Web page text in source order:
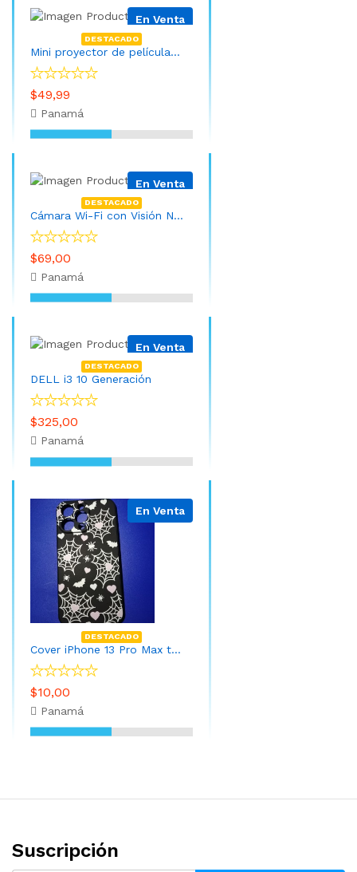
En Venta
DESTACADO
Mini proyector de películas portátil con control remoto
$49,99
Panamá
En Venta
DESTACADO
Cámara Wi-Fi con Visión Nocturna (Instalación INCLUIDA y APP)
$69,00
Panamá
En Venta
DESTACADO
DELL i3 10 Generación
$325,00
Panamá
En Venta
DESTACADO
Cover iPhone 13 Pro Max telaraña
$10,00
Panamá
Suscripción